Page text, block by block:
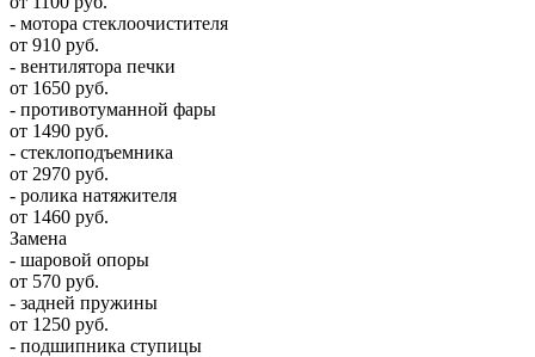
- мотора стеклоочистителя
от 910 руб.
- вентилятора печки
от 1650 руб.
- противотуманной фары
от 1490 руб.
- стеклоподъемника
от 2970 руб.
- ролика натяжителя
от 1460 руб.
Замена
- шаровой опоры
от 570 руб.
- задней пружины
от 1250 руб.
- подшипника ступицы